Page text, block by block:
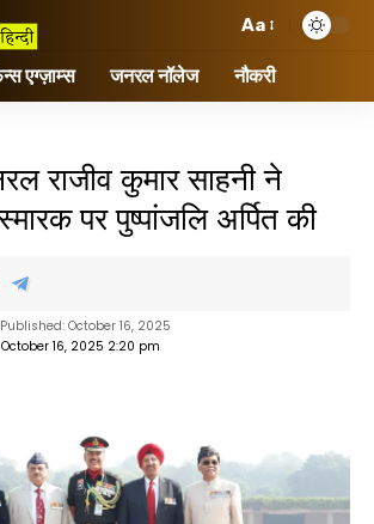
Aa
एग्ज़ाम्स जनरल नॉलेज नौकरी
राजीव कुमार साहनी ने
पर पुष्पांजलि अर्पित की
16, 2025 2:20 pm
Published: October 16, 2025